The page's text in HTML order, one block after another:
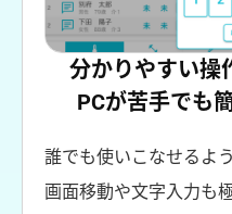
分かりやすい操
PCが苦手でも
誰でも使いこなせるよ
画面移動や文字入力も